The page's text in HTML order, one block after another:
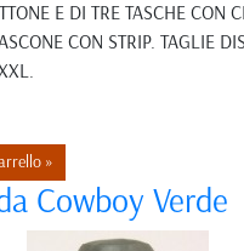
E DI TRE TASCHE CON
CON STRIP. TAGLIE
»
Cowboy Verde